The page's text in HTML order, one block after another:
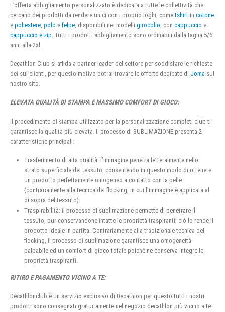
L’offerta abbigliamento personalizzato è dedicata a tutte le collettività che
cercano dei prodotti da rendere unici con i proprio loghi, cometshirt in cotone
e poliestere polo e felpe , disponibili nei modelli girocollo , con cappuccio e
cappuccio e zip . Tutti i prodotti abbigliamento sono ordinabili dalla taglia 5/6
anni alla 2xl.
Decathlon Club si affida a partner leader del settore per soddisfare le richieste
dei sui clienti, per questo motivo potrai trovare le offerte dedicate di Joma sul
nostro sito.
ELEVATA QUALITÀ DI STAMPA E MASSIMO COMFORT DI GIOCO:
Il procedimento di stampa utilizzato per la personalizzazione completi club ti
garantisce la qualità più elevata. Il processo di SUBLIMAZIONE presenta 2
caratteristiche principali:
Trasferimento di alta qualità: l’immagine penetra letteralmente nello
strato superficiale del tessuto, consentendo in questo modo di ottenere
un prodotto perfettamente omogeneo a contatto con la pelle
(contrariamente alla tecnica del flocking, in cui l’immagine è applicata al
di sopra del tessuto).
Traspirabilità: il processo di sublimazione permette di penetrare il
tessuto, pur conservandone intatte le proprietà traspiranti; ciò lo rende il
prodotto ideale in partita. Contrariamente alla tradizionale tecnica del
flocking, il processo di sublimazione garantisce una omogeneità
palpabile ed un comfort di gioco totale poiché ne conserva integre le
proprietà traspiranti.
RITIRO E PAGAMENTO VICINO A TE:
Decathlonclub è un servizio esclusivo di Decathlon per questo tutti i nostri
prodotti sono consegnati gratuitamente nel negozio decathlon più vicino a te